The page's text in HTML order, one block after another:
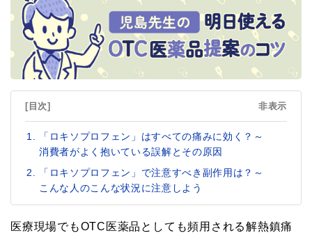
[目次] 非表示
「ロキソプロフェン」はすべての痛みに効く？～
消費者がよく抱いている誤解とその原因
「ロキソプロフェン」で注意すべき副作用は？～
こんな人のこんな状況に注意しよう
医療現場でもOTC医薬品としても頻用される解熱鎮痛